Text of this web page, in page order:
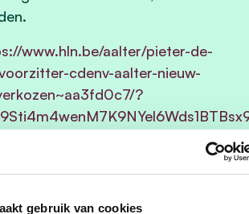
gebruik van cookies
www.hln.be/aalter/pieter-de-
cdenv-aalter-nieuw-
?